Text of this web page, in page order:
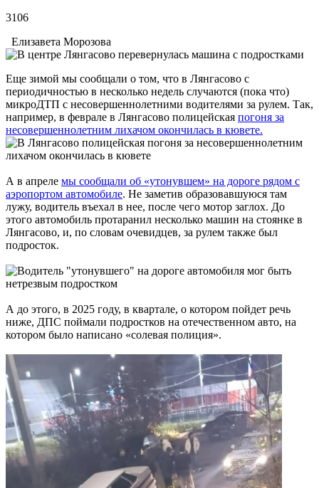
3106
Елизавета Морозова
Еще зимой мы сообщали о том, что в Лянгасово с
периодичностью в несколько недель случаются (пока что)
микроДТП с несовершеннолетними водителями за рулем. Так,
например, в феврале в Лянгасово полицейская погоня за
несовершеннолетним лихачом окончилась в кювете.
А в апреле мы сообщали об «утонувшем» на дороге рядом с
аэропортом автомобиле. Не заметив образовавшуюся там
лужу, водитель въехал в нее, после чего мотор заглох. До
этого автомобиль протаранил несколько машин на стоянке в
Лянгасово, и, по словам очевидцев, за рулем также был
подросток.
А до этого, в 2025 году, в квартале, о котором пойдет речь
ниже, ДПС поймали подростков на отечественном авто, на
котором было написано «солевая полиция».